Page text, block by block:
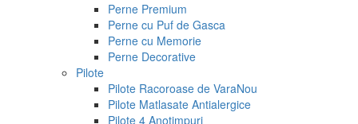
Perne Premium
Perne cu Puf de Gasca
Perne cu Memorie
Perne Decorative
Pilote
Pilote Racoroase de VaraNou
Pilote Matlasate Antialergice
Pilote 4 Anotimpuri